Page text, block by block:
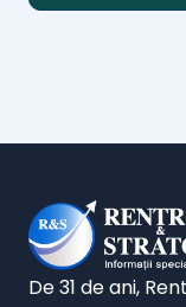
De 31 de ani,